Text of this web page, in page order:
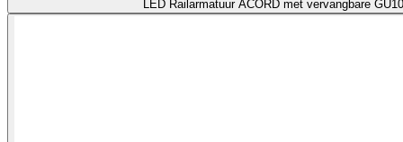
LED Railarmatuur ACORD met